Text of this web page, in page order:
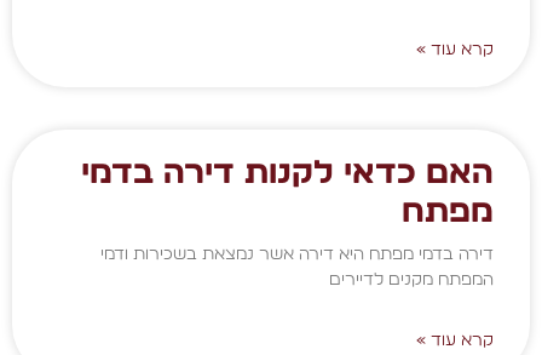
קרא עוד »
האם כדאי לקנות דירה בדמי
מפתח
דירה בדמי מפתח היא דירה אשר נמצאת בשכירות ודמי
המפתח מקנים לדיירים
קרא עוד »